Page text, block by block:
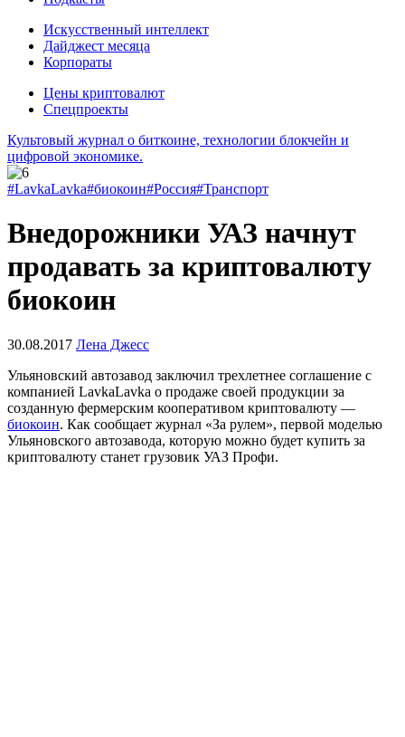
Искусственный интеллект
Дайджест месяца
Корпораты
Цены криптовалют
Спецпроекты
Культовый журнал о биткоине, технологии блокчейн и
цифровой экономике.
#LavkaLavka#биокоин#Россия#Транспорт
Внедорожники УАЗ начнут
продавать за криптовалюту
биокоин
30.08.2017 Лена Джесс
Ульяновский автозавод заключил трехлетнее соглашение с
компанией LavkaLavka о продаже своей продукции за
созданную фермерским кооперативом криптовалюту —
биокоин. Как сообщает журнал «За рулем», первой моделью
Ульяновского автозавода, которую можно будет купить за
криптовалюту станет грузовик УАЗ Профи.